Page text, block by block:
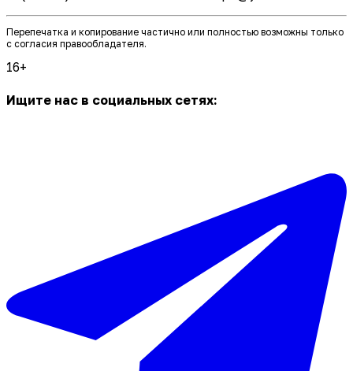
Перепечатка и копирование частично или полностью возможны только
с согласия правообладателя.
16+
Ищите нас в социальных сетях: